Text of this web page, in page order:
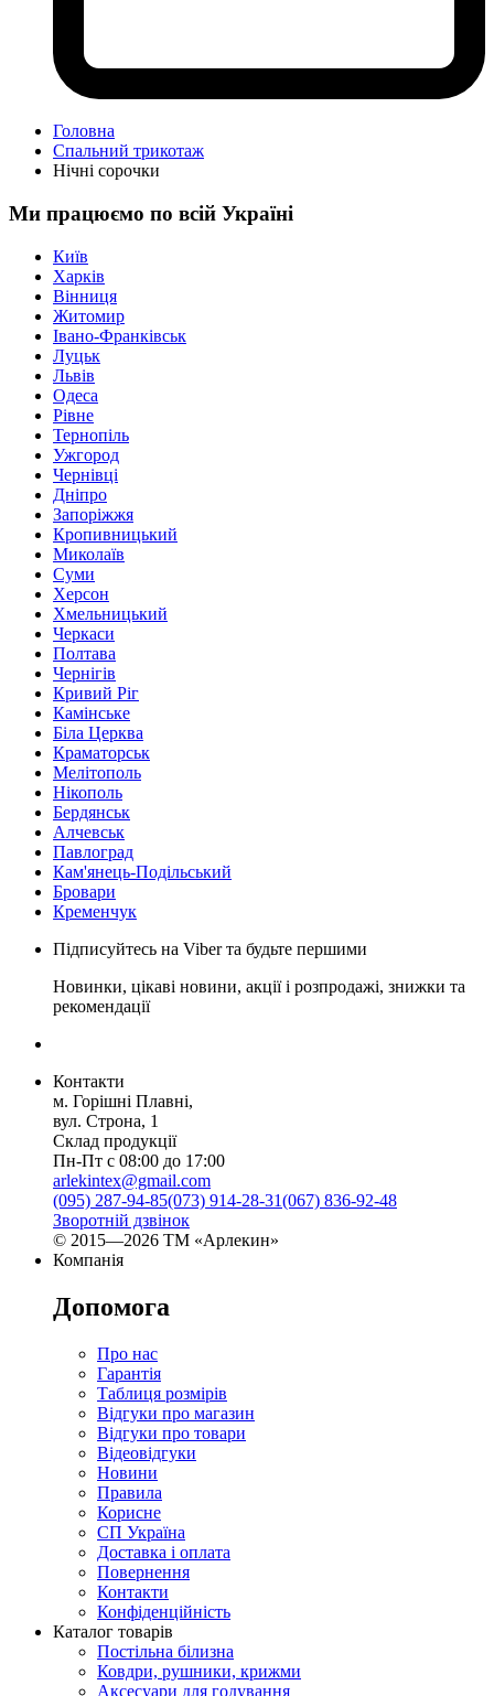
Головна
Спальний трикотаж
Нічні сорочки
Ми працюємо по всій Україні
Київ
Харків
Вінниця
Житомир
Івано-Франківськ
Луцьк
Львів
Одеса
Рівне
Тернопіль
Ужгород
Чернівці
Дніпро
Запоріжжя
Кропивницький
Миколаїв
Суми
Херсон
Хмельницький
Черкаси
Полтава
Чернігів
Кривий Ріг
Камінське
Біла Церква
Краматорськ
Мелітополь
Нікополь
Бердянськ
Алчевськ
Павлоград
Кам'янець-Подільський
Бровари
Кременчук
Підписуйтесь на Viber та будьте першими
Новинки, цікаві новини, акції і розпродажі, знижки та
рекомендації
Контакти
м. Горішні Плавні,
вул. Строна, 1
Склад продукції
Пн-Пт с 08:00 до 17:00
arlekintex@gmail.com
(095) 287-94-85(073) 914-28-31(067) 836-92-48
Зворотній дзвінок
© 2015—2026 ТМ «Арлекин»
Компанія
Допомога
Про нас
Гарантія
Таблиця розмірів
Відгуки про магазин
Відгуки про товари
Відеовідгуки
Новини
Правила
Корисне
СП Україна
Доставка і оплата
Повернення
Контакти
Конфіденційність
Каталог товарів
Постільна білизна
Ковдри, рушники, крижми
Аксесуари для годування